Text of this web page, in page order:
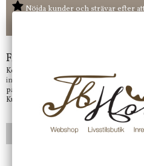
Nöjda kunder och strävar efter
Frågor?
Kontakta oss på
info@jbhome.seVi svarar
på mail så fort vi kan.
Kundtjänst telefontid öppet vardagar
LÄGG I ÖNSKELISTA